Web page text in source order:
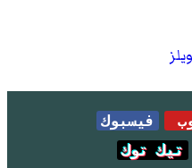
فيسبوك
تيك توك